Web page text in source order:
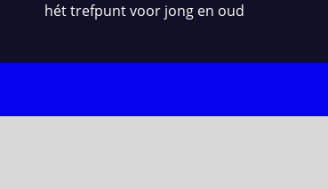
hét trefpunt voor jong en oud